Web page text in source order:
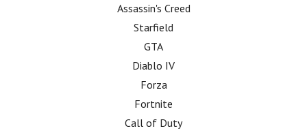
Assassin's Creed
Starfield
GTA
Diablo IV
Forza
Fortnite
Call of Duty